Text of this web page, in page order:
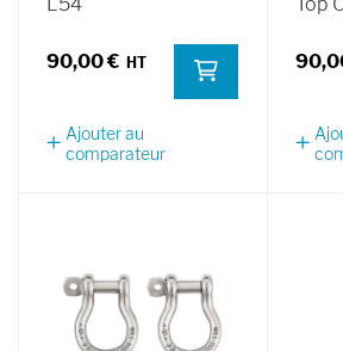
90,00 €
Ajouter au
comparateur